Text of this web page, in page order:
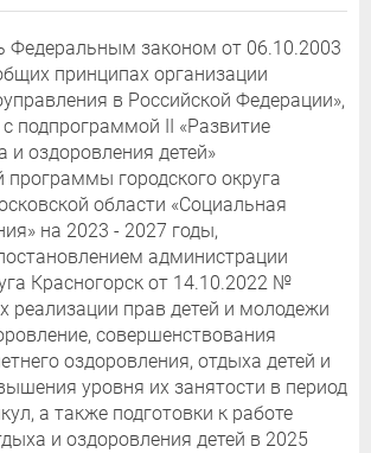
Федеральным законом от 06.10.2003
принципах организации
в Российской Федерации»,
с подпрограммой II «Развитие
и оздоровления детей»
городского округа
области «Социальная
на 2023 - 2027 годы,
администрации
Красногорск от 14.10.2022 №
реализации прав детей и молодежи
совершенствования
оздоровления, отдыха детей и
уровня их занятости в период
а также подготовки к работе
и оздоровления детей в 2025